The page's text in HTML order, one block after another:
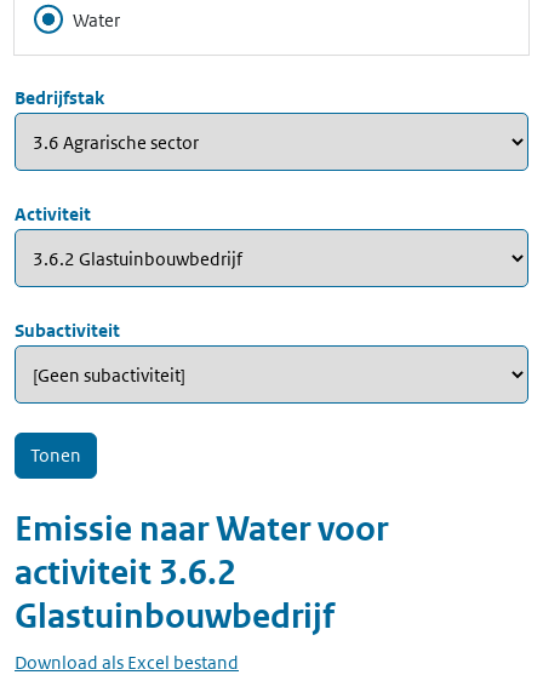
Water
Bedrijfstak
Activiteit
Subactiviteit
Emissie naarWatervoor
activiteit 3.6.2
Glastuinbouwbedrijf
Download als Excel bestand